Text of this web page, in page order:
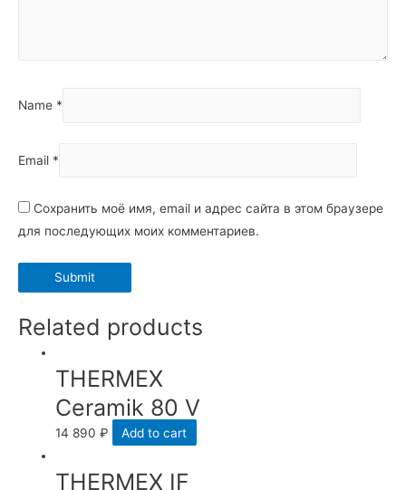
Name *
Email *
Сохранить моё имя, email и адрес сайта в этом браузере
для последующих моих комментариев.
Related products
THERMEX
Ceramik 80 V
14 890₽ Add to cart
THERMEX IF